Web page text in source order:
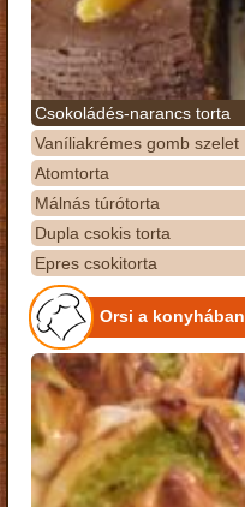
Csokoládés-narancs torta
Vaníliakrémes gomb szelet
Atomtorta
Málnás túrótorta
Dupla csokis torta
Epres csokitorta
Orsi a konyhában